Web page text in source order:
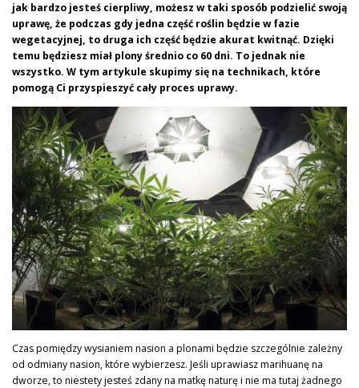
jak bardzo jesteś cierpliwy, możesz w taki sposób podzielić swoją
uprawę, że podczas gdy jedna część roślin będzie w fazie
wegetacyjnej, to druga ich część będzie akurat kwitnąć. Dzięki
temu będziesz miał plony średnio co 60 dni. To jednak nie
wszystko. W tym artykule skupimy się na technikach, które
pomogą Ci przyspieszyć cały proces uprawy.
Czas pomiędzy wysianiem nasion a plonami będzie szczególnie zależny
od odmiany nasion, które wybierzesz. Jeśli uprawiasz marihuanę na
dworze, to niestety jesteś zdany na matkę naturę i nie ma tutaj żadnego